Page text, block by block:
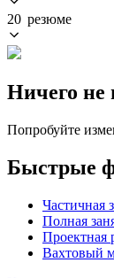
20 резюме
Ничего не
Попробуйте
Быстрые
Частичная
Полная
Проектная
Вахтовый